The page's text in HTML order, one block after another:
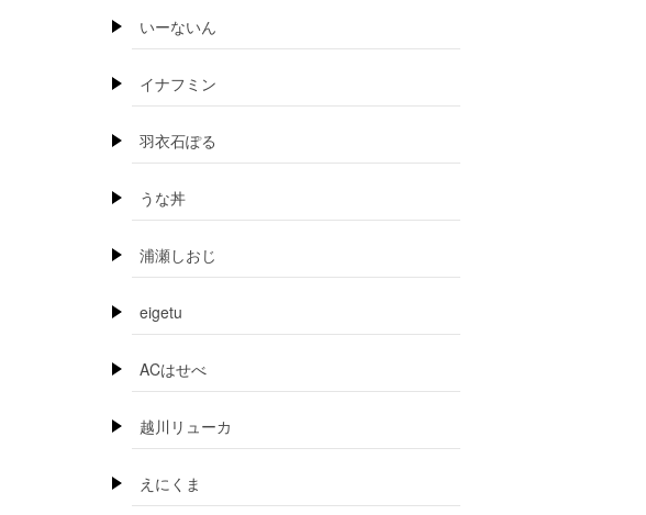
いーないん
イナフミン
羽衣石ぽる
うな丼
浦瀬しおじ
eigetu
ACはせべ
越川リューカ
えにくま